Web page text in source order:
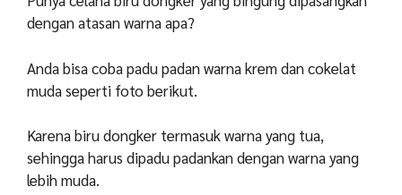
dengan atasan warna apa?
Anda bisa coba padu padan warna krem dan cokelat
muda seperti foto berikut.
Karena biru dongker termasuk warna yang tua,
sehingga harus dipadu padankan dengan warna yang
lebih muda.